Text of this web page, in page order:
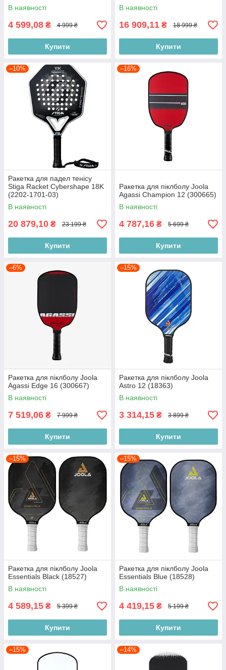
В наявності
4 599,08 ₴ 4 999 ₴
Купити
В наявності
16 909,11 ₴ 18 999 ₴
Купити
–10%
Ракетка для падел тенісу
Stiga Racket Cybershape 18K
(2202-1701-03)
В наявності
20 879,10 ₴ 23 199 ₴
Купити
–16%
Ракетка для піклболу Joola
Agassi Champion 12 (300665)
В наявності
4 787,16 ₴ 5 699 ₴
Купити
–6%
Ракетка для піклболу Joola
Agassi Edge 16 (300667)
В наявності
7 519,06 ₴ 7 999 ₴
Купити
–15%
Ракетка для піклболу Joola
Astro 12 (18363)
В наявності
3 314,15 ₴ 3 899 ₴
Купити
–15%
Ракетка для піклболу Joola
Essentials Black (18527)
В наявності
4 589,15 ₴ 5 399 ₴
Купити
–15%
Ракетка для піклболу Joola
Essentials Blue (18528)
В наявності
4 419,15 ₴ 5 199 ₴
Купити
–15% –14%